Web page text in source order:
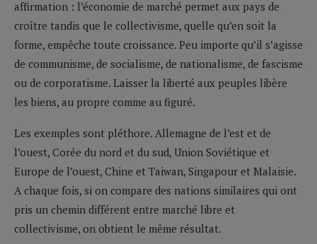
affirmation : l’économie de marché permet aux pays de
croître tandis que le collectivisme, quelle qu’en soit la
forme, empêche toute croissance. Peu importe qu’il s’agisse
de communisme, de socialisme, de nationalisme, de fascisme
ou de corporatisme. Laisser la liberté aux peuples libère
les biens, au propre comme au figuré.
Les exemples sont pléthore. Allemagne de l’est et de
l’ouest, Corée du nord et du sud, Union Soviétique et
Europe de l’ouest, Chine et Taiwan, Singapour et Malaisie.
A chaque fois, si on compare des nations similaires qui ont
pris un chemin différent entre marché libre et
collectivisme, on obtient le même résultat.